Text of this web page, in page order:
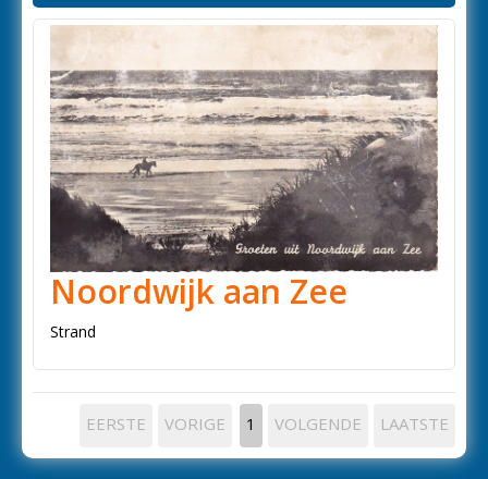
Noordwijk aan Zee
Strand
EERSTE VORIGE 1 VOLGENDE LAATSTE